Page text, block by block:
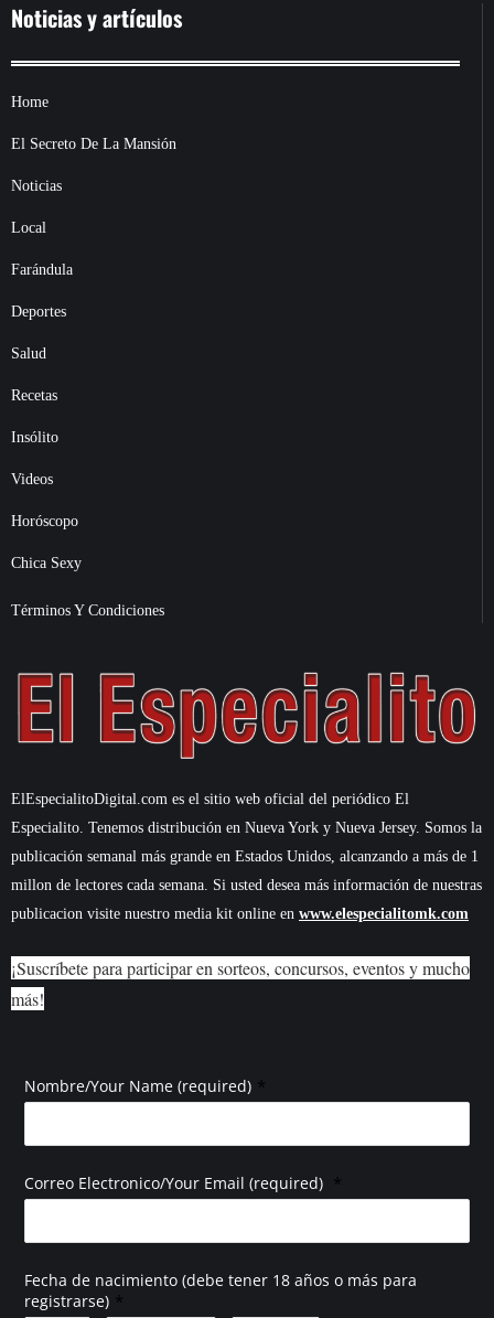
Noticias y artículos
Home
El Secreto De La Mansión
Noticias
Local
Farándula
Deportes
Salud
Recetas
Insólito
Videos
Horóscopo
Chica Sexy
Términos Y Condiciones
ElEspecialitoDigital.com es el sitio web oficial del periódico El
Especialito. Tenemos distribución en Nueva York y Nueva Jersey. Somos la
publicación semanal más grande en Estados Unidos, alcanzando a más de 1
millon de lectores cada semana. Si usted desea más información de nuestras
publicacion visite nuestro media kit online en www.elespecialitomk.com
¡Suscríbete para participar en sorteos, concursos, eventos y mucho
más!
Nombre/Your Name (required) *
Correo Electronico/Your Email (required) *
Fecha de nacimiento (debe tener 18 años o más para
registrarse) *